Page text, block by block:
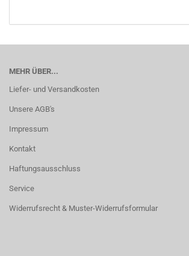
MEHR ÜBER...
Liefer- und Versandkosten
Unsere AGB's
Impressum
Kontakt
Haftungsausschluss
Service
Widerrufsrecht & Muster-Widerrufsformular